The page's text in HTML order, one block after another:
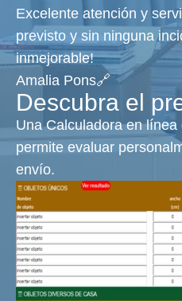
Excelente atención y
previsto y sin ninguna
inmejorable!
Amalia Pons🔗
Descubra el
Una Calculadora en
permite evaluar
envío.